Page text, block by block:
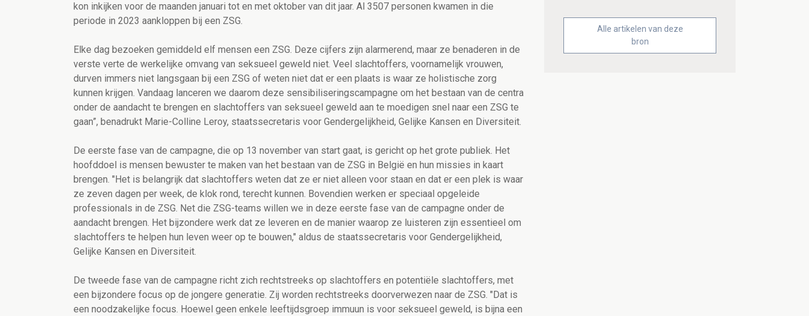
kon inkijken voor de maanden januari tot en met oktober van dit jaar. Al 3507 personen kwamen in die
periode in 2023 aankloppen bij een ZSG.
Elke dag bezoeken gemiddeld elf mensen een ZSG. Deze cijfers zijn alarmerend, maar ze benaderen in de
verste verte de werkelijke omvang van seksueel geweld niet. Veel slachtoffers, voornamelijk vrouwen,
durven immers niet langsgaan bij een ZSG of weten niet dat er een plaats is waar ze holistische zorg
kunnen krijgen. Vandaag lanceren we daarom deze sensibiliseringscampagne om het bestaan van de centra
onder de aandacht te brengen en slachtoffers van seksueel geweld aan te moedigen snel naar een ZSG te
gaan”, benadrukt Marie-Colline Leroy, staatssecretaris voor Gendergelijkheid, Gelijke Kansen en Diversiteit.
De eerste fase van de campagne, die op 13 november van start gaat, is gericht op het grote publiek. Het
hoofddoel is mensen bewuster te maken van het bestaan van de ZSG in België en hun missies in kaart
brengen. "Het is belangrijk dat slachtoffers weten dat ze er niet alleen voor staan en dat er een plek is waar
ze zeven dagen per week, de klok rond, terecht kunnen. Bovendien werken er speciaal opgeleide
professionals in de ZSG. Net die ZSG-teams willen we in deze eerste fase van de campagne onder de
aandacht brengen. Het bijzondere werk dat ze leveren en de manier waarop ze luisteren zijn essentieel om
slachtoffers te helpen hun leven weer op te bouwen," aldus de staatssecretaris voor Gendergelijkheid,
Gelijke Kansen en Diversiteit.
De tweede fase van de campagne richt zich rechtstreeks op slachtoffers en potentiële slachtoffers, met
een bijzondere focus op de jongere generatie. Zij worden rechtstreeks doorverwezen naar de ZSG. "Dat is
een noodzakelijke focus. Hoewel geen enkele leeftijdsgroep immuun is voor seksueel geweld, is bijna een
Alle artikelen van deze
bron